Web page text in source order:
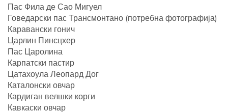
Пас Фила де Сао Мигуел
Говедарски пас Трансмонтано (потребна фотографија)
Каравански гонич
Царлин Пинсцхер
Пас Царолина
Карпатски пастир
Цатахоула Леопард Дог
Каталонски овчар
Кардиган велшки корги
Кавкаски овчар